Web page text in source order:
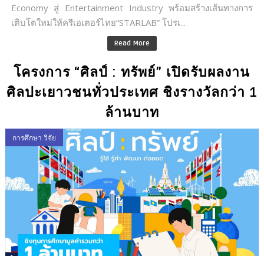
Economy สู่ Entertainment Industry พร้อมสร้างเส้นทางการ
เติบโตใหม่ให้ครีเอเตอร์ไทย“STARLAB” โปรเ...
Read More
โครงการ “ศิลป์ : ทรัพย์” เปิดรับผลงาน
ศิลปะเยาวชนทั่วประเทศ ชิงรางวัลกว่า 1
ล้านบาท
การศึกษา วิจัย